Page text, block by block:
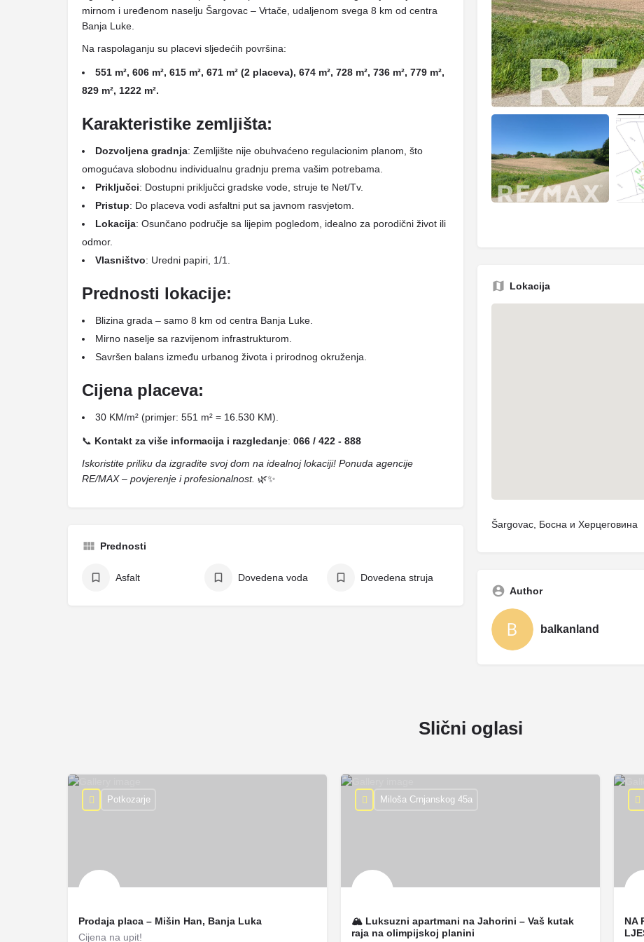
mirnom i uređenom naselju Šargovac – Vrtače, udaljenom svega 8 km od centra
Banja Luke.
Na raspolaganju su placevi sljedećih površina:
551 m², 606 m², 615 m², 671 m² (2 placeva), 674 m², 728 m², 736 m², 779 m²,
829 m², 1222 m².
Karakteristike zemljišta:
Dozvoljena gradnja: Zemljište nije obuhvaćeno regulacionim planom, što
omogućava slobodnu individualnu gradnju prema vašim potrebama.
Priključci: Dostupni priključci gradske vode, struje te Net/Tv.
Pristup: Do placeva vodi asfaltni put sa javnom rasvjetom.
Lokacija: Osunčano područje sa lijepim pogledom, idealno za porodični život ili
odmor.
Vlasništvo: Uredni papiri, 1/1.
Prednosti lokacije:
Blizina grada – samo 8 km od centra Banja Luke.
Mirno naselje sa razvijenom infrastrukturom.
Savršen balans između urbanog života i prirodnog okruženja.
Cijena placeva:
30 KM/m² (primjer: 551 m² = 16.530 KM).
📞 Kontakt za više informacija i razgledanje: 066 / 422 - 888
Iskoristite priliku da izgradite svoj dom na idealnoj lokaciji! Ponuda agencije
RE/MAX – povjerenje i profesionalnost. 🌿✨
Prednosti
Asfalt Dovedena voda Dovedena struja
Lokacija
Šargovac, Босна и Херцеговина
Author
balkanland
Slični oglasi
Prodaja placa – Mišin Han, Banja Luka
Cijena na upit!
Potkozarje
🏔 Luksuzni apartmani na Jahorini – Vaš kutak
raja na olimpijskoj planini
Miloša Crnjanskog 45a
NA